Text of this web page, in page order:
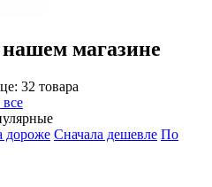
магазине
32 товара
все
дороже Сначала дешевле По